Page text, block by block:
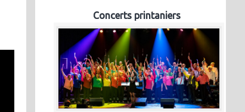
Concerts printaniers